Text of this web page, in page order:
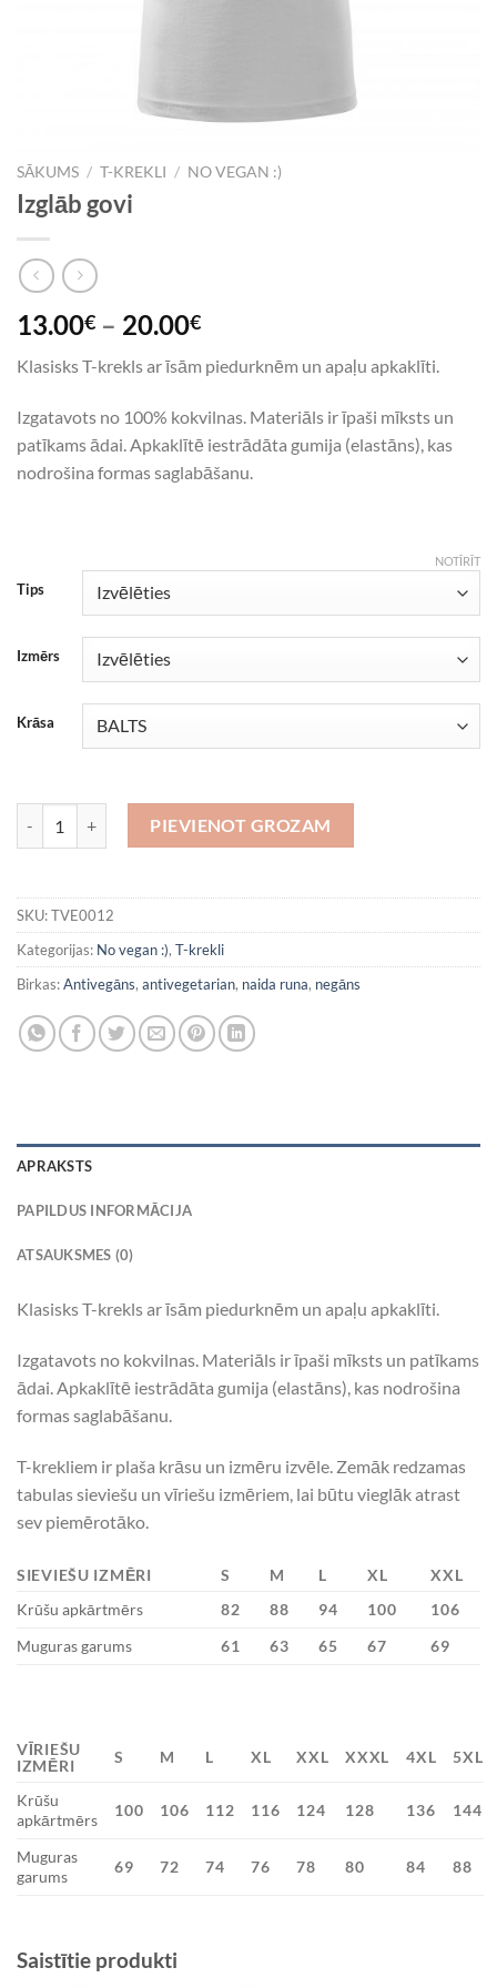
SĀKUMS / T-KREKLI / NO VEGAN :)
Izglāb govi
13.00€ – 20.00€
Klasisks T-krekls ar īsām piedurknēm un apaļu apkaklīti.
Izgatavots no 100% kokvilnas. Materiāls ir īpaši mīksts un
patīkams ādai. Apkaklītē iestrādāta gumija (elastāns), kas
nodrošina formas saglabāšanu.
Tips
Izmērs
Krāsa
NOTĪRĪT
PIEVIENOT GROZAM
SKU:TVE0012
Kategorijas: No vegan :), T-krekli
Birkas:Antivegāns, antivegetarian, naida runa, negāns
APRAKSTS
PAPILDUS INFORMĀCIJA
ATSAUKSMES (0)
Klasisks T-krekls ar īsām piedurknēm un apaļu apkaklīti.
Izgatavots no kokvilnas. Materiāls ir īpaši mīksts un patīkams
ādai. Apkaklītē iestrādāta gumija (elastāns), kas nodrošina
formas saglabāšanu.
T-krekliem ir plaša krāsu un izmēru izvēle. Zemāk redzamas
tabulas sieviešu un vīriešu izmēriem, lai būtu vieglāk atrast
sev piemērotāko.
SIEVIEŠU IZMĒRI S M L XL
XXL
Krūšu apkārtmērs
82 88 94 100
106
Muguras garums
61 63 65 67 69
VĪRIEŠU
IZMĒRI
S M L XL XXL XXXL 4XL 5XL
Krūšu
apkārtmērs
100 106 112 116 124 128 136 144
Muguras
garums
69 72 74 76 78 80 84 88
Saistītie produkti